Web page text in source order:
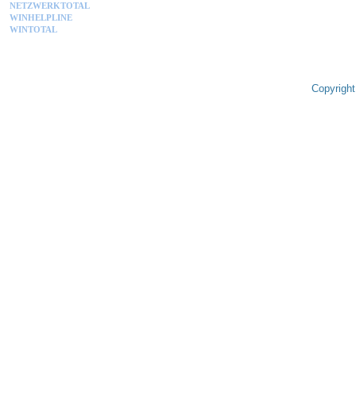
NETZWERKTOTAL
WINHELPLINE
WINTOTAL